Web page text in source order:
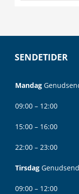
SENDETIDER
Mandag
09:00 – 12:00
15:00 – 16:00
22:00 – 23:00
Tirsdag
09:00 – 12:00